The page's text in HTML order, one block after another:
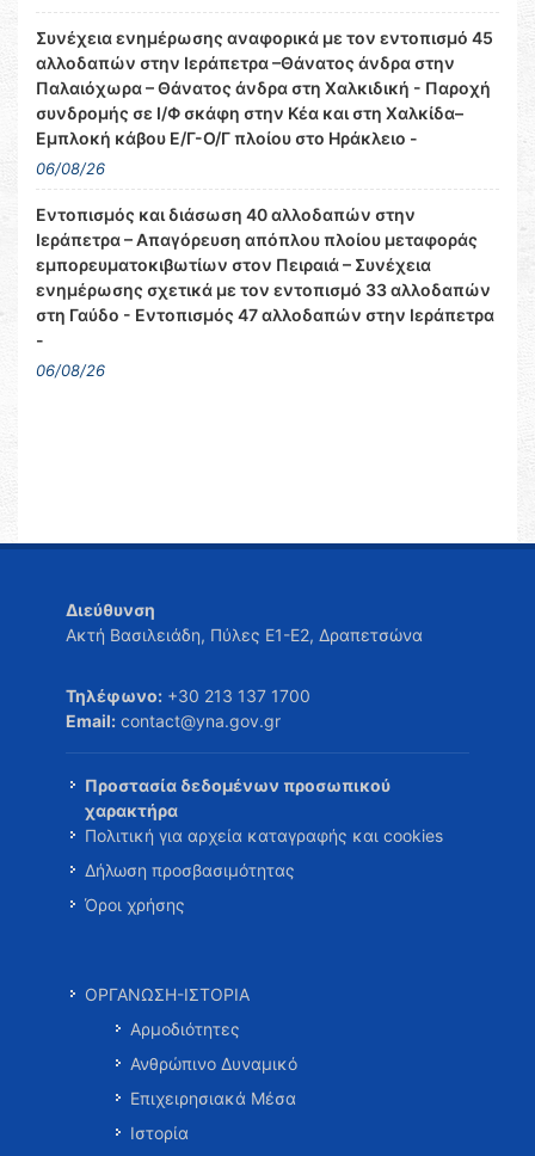
Συνέχεια ενημέρωσης αναφορικά με τον εντοπισμό 45
αλλοδαπών στην Ιεράπετρα –Θάνατος άνδρα στην
Παλαιόχωρα – Θάνατος άνδρα στη Χαλκιδική - Παροχή
συνδρομής σε Ι/Φ σκάφη στην Κέα και στη Χαλκίδα–
Εμπλοκή κάβου Ε/Γ-Ο/Γ πλοίου στο Ηράκλειο -
06/08/26
Εντοπισμός και διάσωση 40 αλλοδαπών στην
Ιεράπετρα – Απαγόρευση απόπλου πλοίου μεταφοράς
εμπορευματοκιβωτίων στον Πειραιά – Συνέχεια
ενημέρωσης σχετικά με τον εντοπισμό 33 αλλοδαπών
στη Γαύδο - Εντοπισμός 47 αλλοδαπών στην Ιεράπετρα
-
06/08/26
Διεύθυνση
Ακτή Βασιλειάδη, Πύλες Ε1-Ε2, Δραπετσώνα
Τηλέφωνο: +30 213 137 1700
Email: contact@yna.gov.gr
Προστασία δεδομένων προσωπικού
χαρακτήρα
Πολιτική για αρχεία καταγραφής και cookies
Δήλωση προσβασιμότητας
Όροι χρήσης
ΟΡΓΑΝΩΣΗ-ΙΣΤΟΡΙΑ
Αρμοδιότητες
Ανθρώπινο Δυναμικό
Επιχειρησιακά Μέσα
Ιστορία